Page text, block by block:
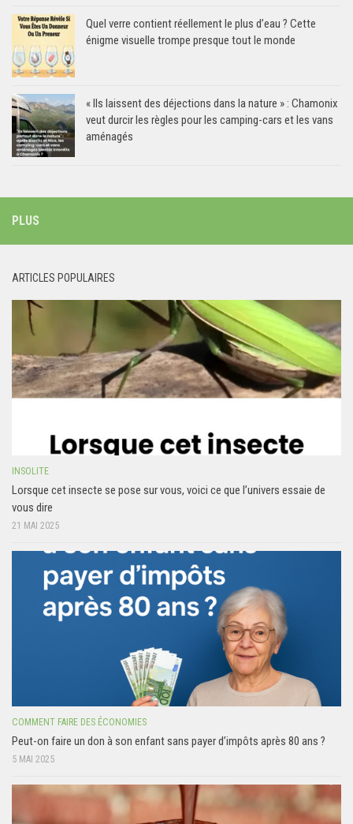
Quel verre contient réellement le plus d’eau ? Cette
énigme visuelle trompe presque tout le monde
« Ils laissent des déjections dans la nature » : Chamonix
veut durcir les règles pour les camping-cars et les vans
aménagés
PLUS
ARTICLES POPULAIRES
INSOLITE
Lorsque cet insecte se pose sur vous, voici ce que l’univers essaie de
vous dire
21 MAI 2025
COMMENT FAIRE DES ÉCONOMIES
Peut-on faire un don à son enfant sans payer d’impôts après 80 ans ?
5 MAI 2025